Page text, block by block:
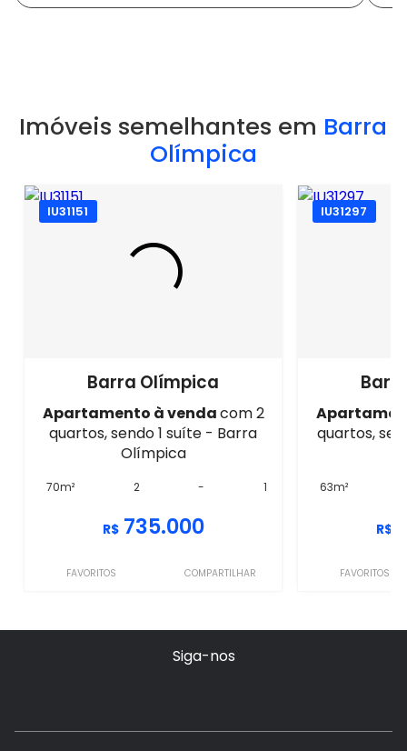
Imóveis semelhantes em Barra
Olímpica
IU31151
Barra Olímpica
Apartamento à vendacom 2
quartos, sendo 1 suíte - Barra
Olímpica
70m² 2 - 1
R$ 735.000
FAVORITOS COMPARTILHAR
IU31297
quartos,
63m²
R$
FAVORITOS
Siga-nos